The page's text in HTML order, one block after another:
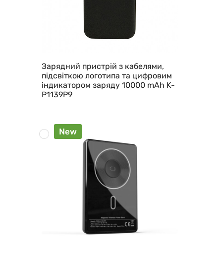
Зарядний пристрій з кабелями,
підсвіткою логотипа та цифровим
індикатором заряду 10000 mAh K-
P1139P9
New